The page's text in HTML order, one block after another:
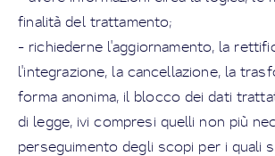
finalità del trattamento;
- richiederne l'aggiornamento, la
l'integrazione, la cancellazione, la
forma anonima, il blocco dei dati
di legge, ivi compresi quelli non più
perseguimento degli scopi per i quali